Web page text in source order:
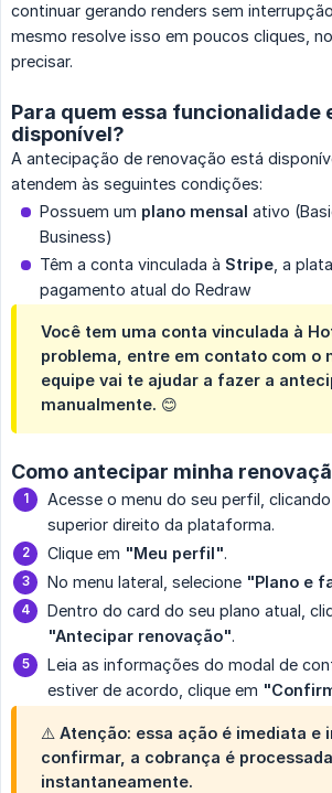
continuar gerando renders sem
mesmo resolve isso em poucos cliques,
precisar.
Para quem essa funcionalidade
disponível?
A antecipação de renovação está
atendem às seguintes condições:
Possuem um plano mensal ativo
Business)
Têm a conta vinculada à Stripe , a
pagamento atual do Redraw
Você tem uma conta vinculada à
problema, entre em contato com o
equipe vai te ajudar a fazer a
manualmente. 😊
Como antecipar minha
Acesse o menu do seu perfil,
superior direito da plataforma.
Clique em "Meu perfil".
No menu lateral, selecione "Plano e
Dentro do card do seu plano atual,
"Antecipar renovação".
Leia as informações do modal de
estiver de acordo, clique em
⚠️ Atenção: essa ação é imediata e
confirmar, a cobrança é processada
instantaneamente.